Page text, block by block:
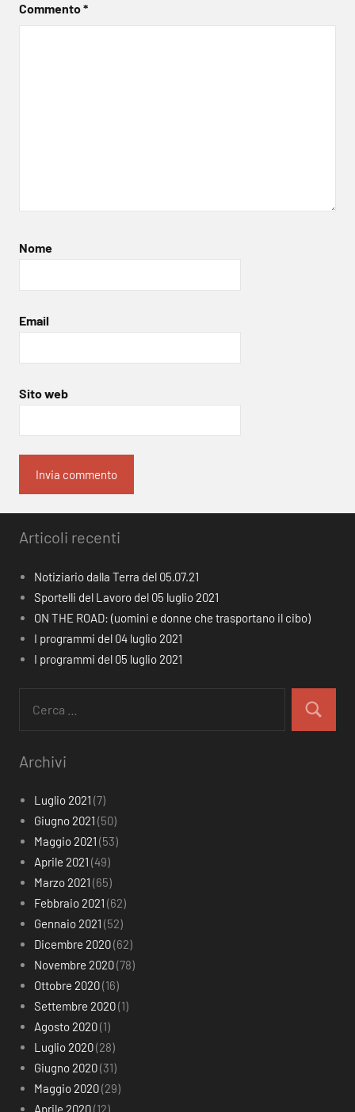
Commento*
Nome
Email
Sito web
Articoli recenti
Notiziario dalla Terra del 05.07.21
Sportelli del Lavoro del 05 luglio 2021
ON THE ROAD: (uomini e donne che trasportano il cibo)
I programmi del 04 luglio 2021
I programmi del 05 luglio 2021
per:
Cerca
Archivi
Luglio 2021 (7)
Giugno 2021 (50)
Maggio 2021 (53)
Aprile 2021 (49)
Marzo 2021 (65)
Febbraio 2021 (62)
Gennaio 2021 (52)
Dicembre 2020(62)
Novembre 2020(78)
Ottobre 2020(16)
Settembre 2020(1)
Agosto 2020(1)
Luglio 2020(28)
Giugno 2020(31)
Maggio 2020(29)
Aprile 2020(12)